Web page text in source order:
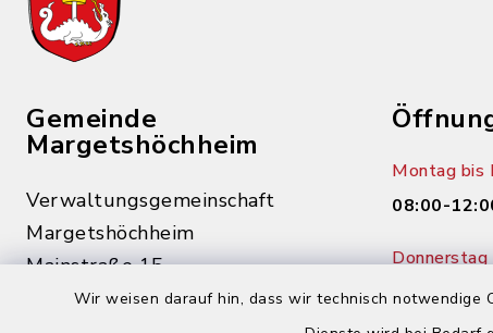
Wir weisen darauf hin, dass wir technisch notwendige
Gemeinde
Margetshöchheim
Verwaltungsgemeinschaft
Margetshöchheim
Mainstraße 15
97276 Margetshöchheim
Montag bis
08:00-
Donnerstag
14:00-